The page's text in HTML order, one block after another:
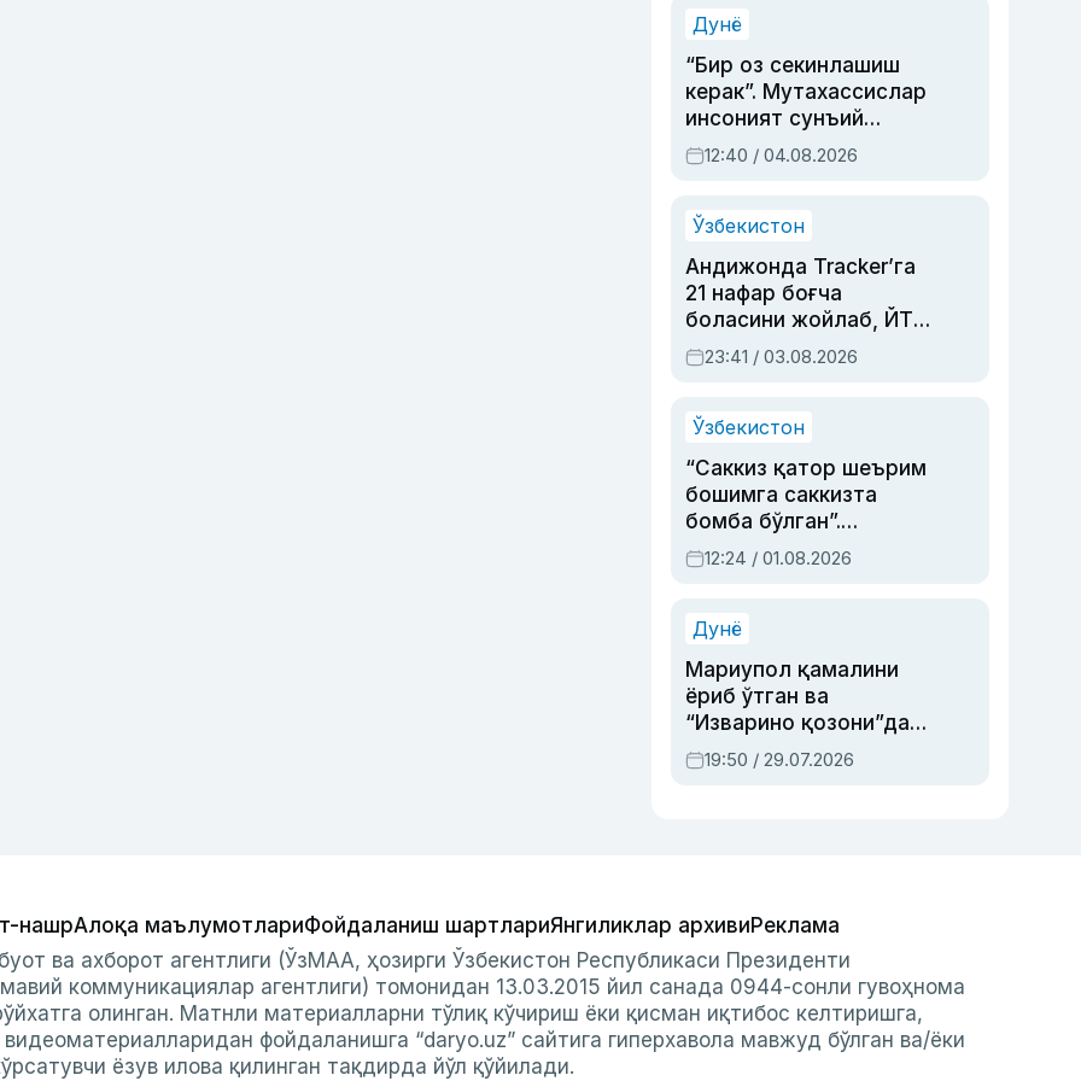
синовларга тўла ҳаёти
Дунё
“Бир оз секинлашиш
керак”. Мутахассислар
инсоният сунъий
интеллектни бошқара
олмай қолишидан
12:40 / 04.08.2026
Ўзбекистон
Андижонда Tracker’га
21 нафар боғча
боласини жойлаб, ЙТҲ
содир этган аёлга суд
ҳукми ўқилди
23:41 / 03.08.2026
Ўзбекистон
“Саккиз қатор шеърим
бошимга саккизта
бомба бўлган”.
Абдулла Ориповни
сиёсий айбловлардан
12:24 / 01.08.2026
Дунё
Мариупол қамалини
ёриб ўтган ва
“Изварино қозони”дан
чиққан қаҳрамон —
Украина армияси бош
19:50 / 29.07.2026
нашрАлоқа маълумотлариФойдаланиш шартлариЯнгиликлар архивиРеклама
ва ахборот агентлиги (ЎзМАА, ҳозирги Ўзбекистон Республикаси Президенти
коммуникациялар агентлиги) томонидан 13.03.2015 йил санада 0944-сонли гувоҳнома
олинган. Матнли материалларни тўлиқ кўчириш ёки қисман иқтибос келтиришга,
фойдаланишга “daryo.uz” сайтига гиперхавола мавжуд бўлган ва/ёки
ёзув илова қилинган тақдирда йўл қўйилади.